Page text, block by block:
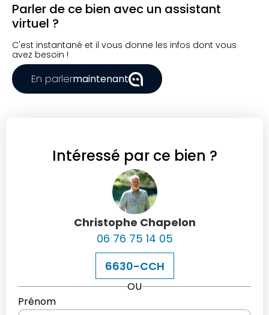
Parler de ce bien avec un assistant
virtuel ?
C'est instantané et il vous donne les infos dont vous
avez besoin !
En parlermaintenant
Intéressé par ce bien ?
Christophe Chapelon
06 76 75 14 05
6630-CCH
OU
Prénom